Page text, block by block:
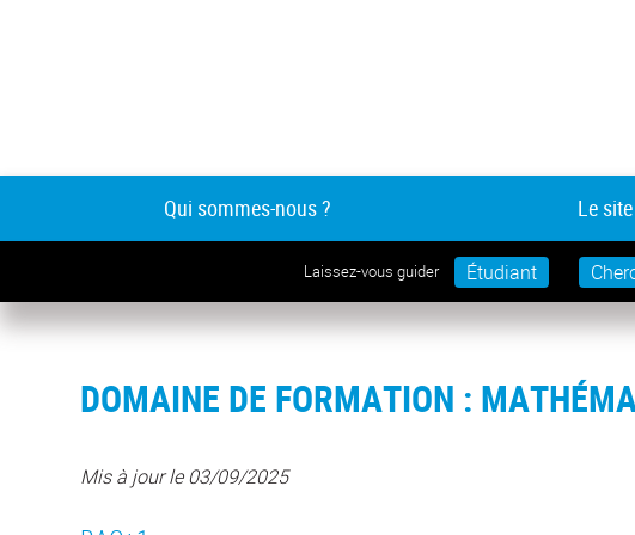
Qui sommes-nous ? Le
Laissez-vous guider Étudiant
DOMAINE DE FORMATION :
Mis à jour le 03/09/2025